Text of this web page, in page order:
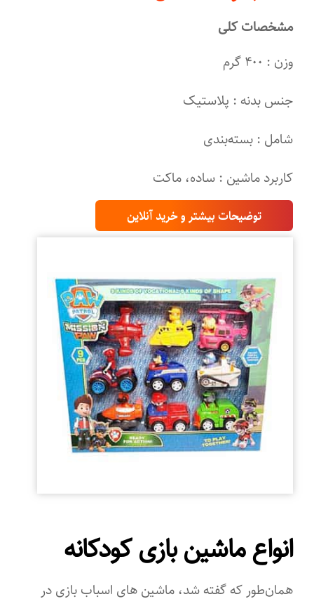
مشخصات کلی
وزن : ۴۰۰ گرم
جنس بدنه : پلاستیک
شامل : بسته‌بندی
کاربرد ماشین : ساده، ماکت
توضیحات بیشتر و خرید آنلاین
انواع ماشین بازی کودکانه
همان‌طور که گفته شد، ماشین های اسباب بازی در